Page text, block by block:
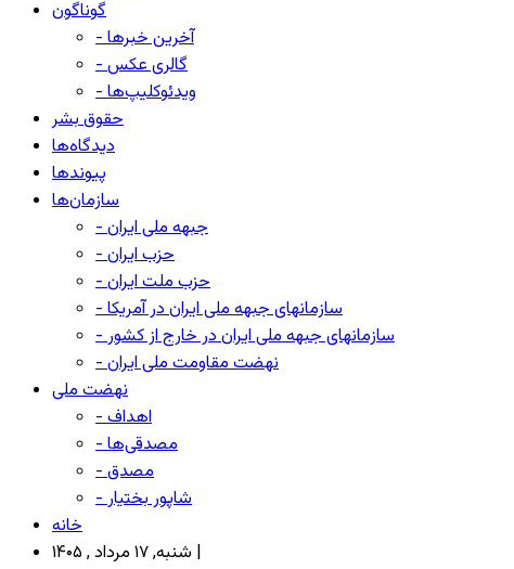
گوناگون
- آخرین خبرها
- گالری عکس
- ویدئوکلیپ‌ها
حقوق بشر
دیدگاه‌ها
پیوندها
سازمان‌ها
- جبهه ملی ایران
- حزب ایران
- حزب ملت ایران
- سازمانهای جبهه ملی ایران در آمریکا
- سازمانهای جبهه ملی ایران در خارج از کشور
- نهضت مقاومت ملی ایران
نهضت ملی
- اهداف
- مصدقی‌ها
- مصدق
- شاپور بختیار
خانه
شنبه, ۱۷ مرداد , ۱۴۰۵ |